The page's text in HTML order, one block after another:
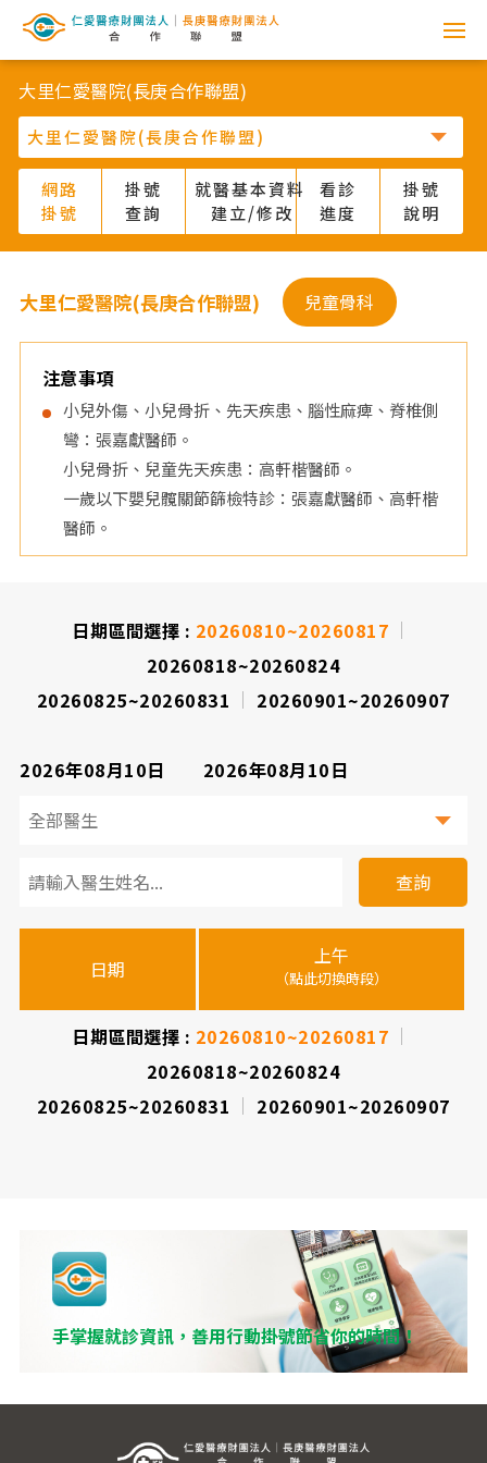
網
路
掛
號
系
統
-
仁
愛
大里仁愛醫院(長庚合作聯盟)
網路
掛號
掛號
查詢
就醫基本資料
建立/修改
看診
進度
掛號
說明
大里仁愛醫院(長庚合作聯盟) 兒童骨科
注意事項
小兒外傷、小兒骨折、先天疾患、腦性麻痺、脊椎側
彎：張嘉獻醫師。
小兒骨折、兒童先天疾患：高軒楷醫師。
一歲以下嬰兒髖關節篩檢特診：張嘉獻醫師、高軒楷
醫師。
日期區間選擇 : 20260810~20260817
20260818~20260824
20260825~20260831
20260901~20260907
2026年08月10日 2026年08月10日
診
醫
時
查詢
日期
上午
（點此切換時段）
日期區間選擇 : 20260810~20260817
20260818~20260824
20260825~20260831
20260901~20260907
手掌握就診資訊，善用行動掛號節省你的時間！